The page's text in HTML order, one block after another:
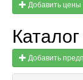
Добавить цены
Добавить